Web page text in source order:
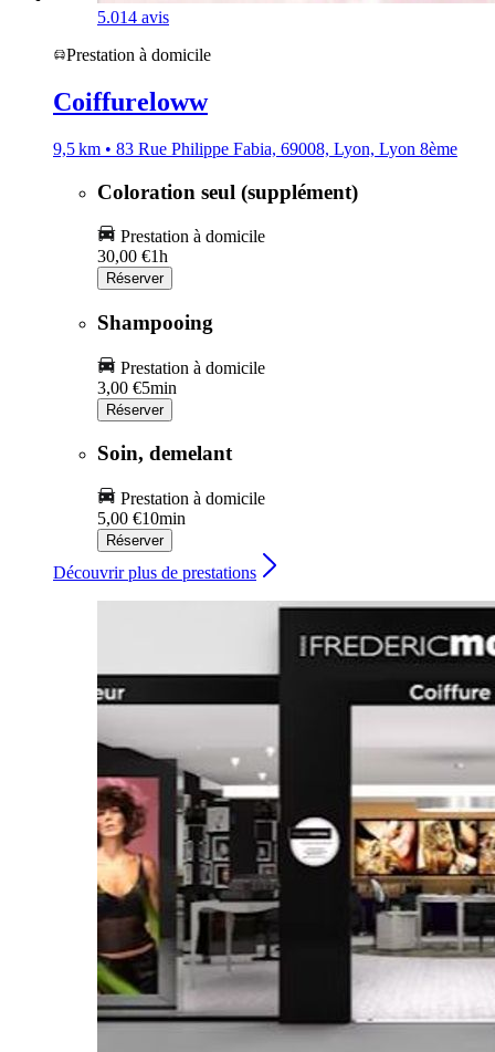
5.014 avis
Prestation à domicile
Coiffureloww
9,5 km • 83 Rue Philippe Fabia, 69008, Lyon, Lyon 8ème
Coloration seul (supplément)
Prestation à domicile
30,00 €1h
Réserver
Shampooing
Prestation à domicile
3,00 €5min
Réserver
Soin, demelant
Prestation à domicile
5,00 €10min
Réserver
Découvrir plus de prestations